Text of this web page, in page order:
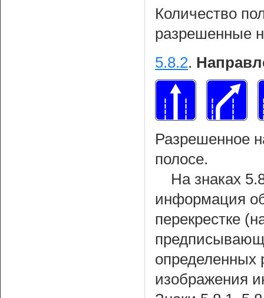
Количество
разрешенные
5.8.2.
Разрешенное
полосе.
На знаках
информация
перекрестке
определенных
изображения